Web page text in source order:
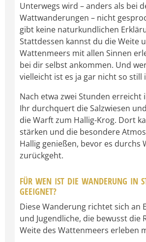
Unterwegs wird – anders als bei
Wattwanderungen – nicht
gibt keine naturkundlichen
Stattdessen kannst du die Weite
Wattenmeers mit allen Sinnen
bei dir selbst ankommen. Und
vielleicht ist es ja gar nicht so still
Nach etwa zwei Stunden erreicht
Ihr durchquert die Salzwiesen
die Warft zum Hallig-Krog. Dort
stärken und die besondere
Hallig genießen, bevor es durchs
zurückgeht.
FÜR WEN IST DIE WANDERUNG IN
GEEIGNET?
Diese Wanderung richtet sich an
und Jugendliche, die bewusst die
Weite des Wattenmeers erleben